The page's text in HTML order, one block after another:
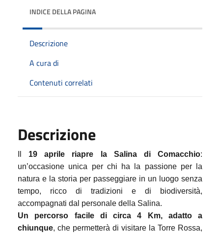
INDICE DELLA PAGINA
Descrizione
A cura di
Contenuti correlati
Descrizione
19 aprile riapre la Salina di Comacchio:
un’occasione unica per chi ha la passione per la
natura e la storia per passeggiare in un luogo senza
tempo, ricco di tradizioni e di biodiversità,
accompagnati dal personale della Salina.
Un percorso facile di circa 4 Km, adatto a
chiunque, che permetterà di visitare la Torre Rossa,